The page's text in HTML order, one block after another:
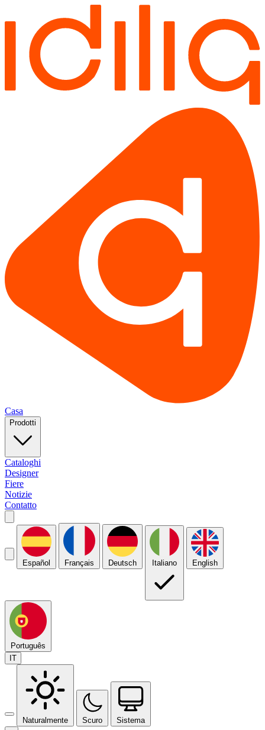
Casa
Prodotti
Cataloghi
Designer
Fiere
Notizie
Contatto
Español Français Deutsch Italiano English
Português
IT
Naturalmente Scuro Sistema